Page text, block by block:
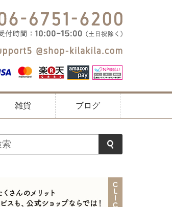
雑貨 ブログ